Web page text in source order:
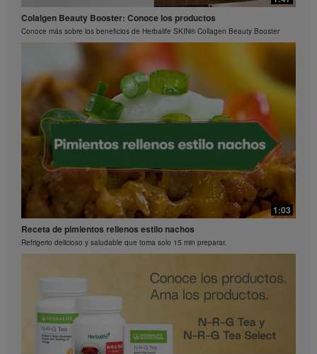
Preguntas frecuentes sobre Bioniq GO: 3
¿Qué hace diferente a Bioniq GO de un multivitamínico común?
Preguntas frecuentes sobre Bioniq GO: 2
¿Qué contiene Bioniq GO?
La ciencia detrás de Herbalife24® Rebuild Strength
El rendimiento es una ciencia
Colalgen Beauty Booster: Conoce los productos
Conoce más sobre los beneficios de Herbalife SKIN® Collagen Beauty Booster
1:03
Receta de pimientos rellenos estilo nachos
Refrigerio delicioso y saludable que toma solo 15 min preparar.